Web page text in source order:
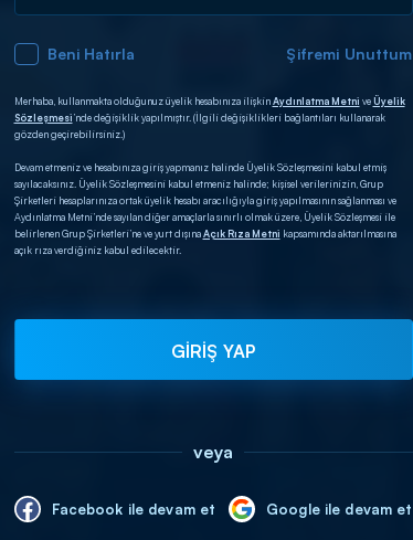
Beni Hatırla Şifremi Unuttum
Merhaba, kullanmakta olduğunuz üyelik hesabınıza ilişkinAydınlatma Metni veÜyelik
Sözleşmesi’nde değişiklik yapılmıştır. (İlgili değişiklikleri bağlantıları kullanarak
gözden geçirebilirsiniz.)
Devam etmeniz ve hesabınıza giriş yapmanız halinde Üyelik Sözleşmesini kabul etmiş
sayılacaksınız. Üyelik Sözleşmesini kabul etmeniz halinde; kişisel verilerinizin, Grup
Şirketleri hesaplarınıza ortak üyelik hesabı aracılığıyla giriş yapılmasının sağlanması ve
Aydınlatma Metni’nde sayılan diğer amaçlarla sınırlı olmak üzere, Üyelik Sözleşmesi ile
belirlenen Grup Şirketleri’ne ve yurt dışınaAçık Rıza Metni kapsamında aktarılmasına
açık rıza verdiğiniz kabul edilecektir.
GİRİŞ YAP
veya
Facebook ile devam et Google ile devam et